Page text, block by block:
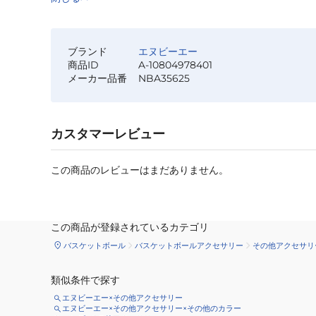
ブランド
エヌビーエー
商品ID
A-10804978401
メーカー品番
NBA35625
カスタマーレビュー
この商品のレビューはまだありません。
この商品が登録されているカテゴリ
バスケットボール バスケットボールアクセサリー その他アクセサリ
類似条件で探す
エヌビーエー×その他アクセサリー
エヌビーエー×その他アクセサリー×その他のカラー